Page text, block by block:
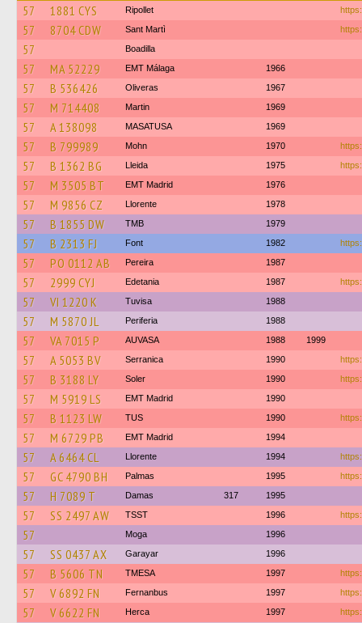
57 1881 CYS Ripollet
57 8704 CDW Sant Martì
57 Boadilla
57 MA 52229 EMT Málaga 1966
57 B 536426 Oliveras 1967
57 M 714408 Martin 1969
57 A 138098 MASATUSA 1969
57 B 799989 Mohn 1970
57 B 1362 BG Lleida 1975
57 M 3505 BT EMT Madrid 1976
57 M 9856 CZ Llorente 1978
57 B 1855 DW TMB 1979
57 B 2313 FJ Font 1982
57 PO 0112 AB Pereira 1987
57 2999 CYJ Edetania 1987
57 VI 1220 K Tuvisa 1988
57 M 5870 JL Periferia 1988
57 VA 7015 P AUVASA 1988 1999
57 A 5053 BV Serranica 1990
57 B 3188 LY Soler 1990
57 M 5919 LS EMT Madrid 1990
57 B 1123 LW TUS 1990
57 M 6729 PB EMT Madrid 1994
57 A 6464 CL Llorente 1994
57 GC 4790 BH Palmas 1995
57 H 7089 T Damas 317 1995
57 SS 2497 AW TSST 1996
57 Moga 1996
57 SS 0437 AX Garayar 1996
57 B 5606 TN TMESA 1997
57 V 6892 FN Fernanbus 1997
57 V 6622 FN Herca 1997